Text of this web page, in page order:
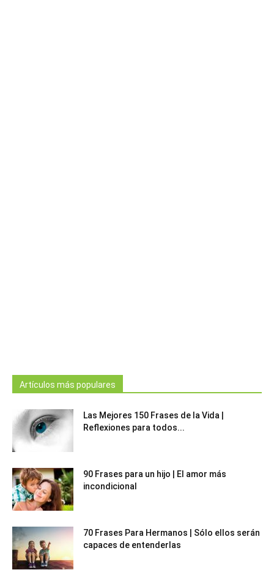
Artículos más populares
Las Mejores 150 Frases de la Vida |
Reflexiones para todos...
90 Frases para un hijo | El amor más
incondicional
70 Frases Para Hermanos | Sólo ellos serán
capaces de entenderlas